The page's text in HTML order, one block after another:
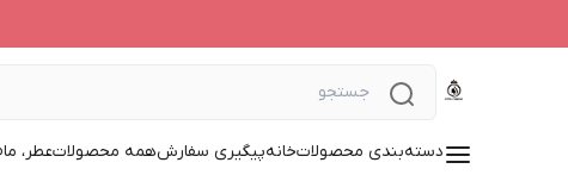
دسته‌بندی محصولاتخانهپیگیری سفارشهمه محصولاتعطر،